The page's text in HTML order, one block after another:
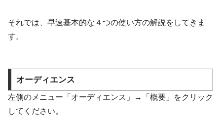
それでは、早速基本的な４つの使い方の解説をしてきま
す。
オーディエンス
左側のメニュー「オーディエンス」→「概要」をクリック
してください。